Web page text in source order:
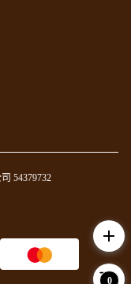
54379732
page
add
0